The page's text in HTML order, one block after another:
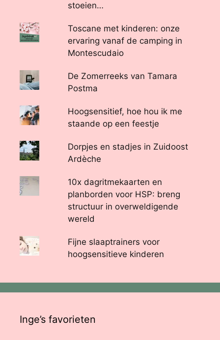
stoeien…
Toscane met kinderen: onze
ervaring vanaf de camping in
Montescudaio
De Zomerreeks van Tamara
Postma
Hoogsensitief, hoe hou ik me
staande op een feestje
Dorpjes en stadjes in Zuidoost
Ardèche
10x dagritmekaarten en
planborden voor HSP: breng
structuur in overweldigende
wereld
Fijne slaaptrainers voor
hoogsensitieve kinderen
Inge’s favorieten